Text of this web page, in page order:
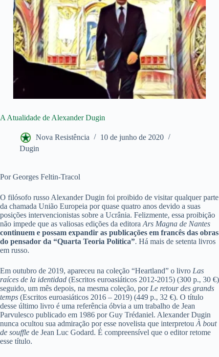
A Atualidade de Alexander Dugin
Nova Resistência
10 de junho de 2020
Dugin
Por Georges Feltin-Tracol
O filósofo russo Alexander Dugin foi proibido de visitar qualquer parte
da chamada União Europeia por quase quatro anos devido a suas
posições intervencionistas sobre a Ucrânia. Felizmente, essa proibição
não impede que as valiosas edições da editora Ars Magna de Nantes
continuem e possam expandir as publicações em francês das obras
do pensador da “Quarta Teoria Política”. Há mais de setenta livros
em russo.
Em outubro de 2019, apareceu na coleção “Heartland” o livro Las
raíces de la identidad (Escritos euroasiáticos 2012-2015) (300 p., 30 €)
seguido, um mês depois, na mesma coleção, por Le retour des grands
temps (Escritos euroasiáticos 2016 – 2019) (449 p., 32 €). O título
desse último livro é uma referência óbvia a um trabalho de Jean
Parvulesco publicado em 1986 por Guy Trédaniel. Alexander Dugin
nunca ocultou sua admiração por esse novelista que interpretou À bout
de souffle de Jean Luc Godard. É compreensível que o editor retome
esse título.